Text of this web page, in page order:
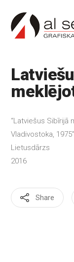
“Latviešus Sibīrijā
Vladivostoka, 1975”
Lietusdārzs
2016
Share